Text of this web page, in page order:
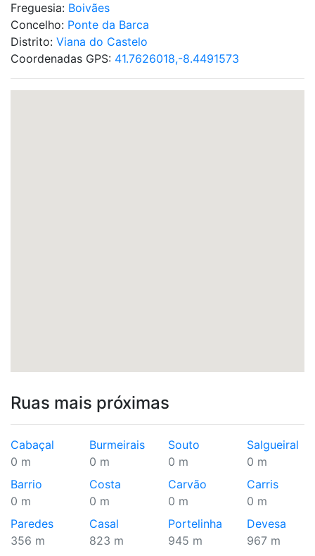
Freguesia: Boivães
Concelho: Ponte da Barca
Distrito: Viana do Castelo
Coordenadas GPS: 41.7626018,-8.4491573
Ruas mais próximas
Cabaçal
0 m
Burmeirais
0 m
Souto
0 m
Salgueiral
0 m
Barrio
0 m
Costa
0 m
Carvão
0 m
Carris
0 m
Paredes
356 m
Casal
823 m
Portelinha
945 m
Devesa
967 m